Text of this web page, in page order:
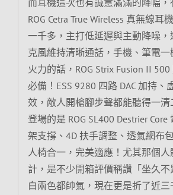
ROG Cetra True Wireless 真無線耳
一千多，主打低延遲與主動降噪，
克風維持清晰通話，手機、筆電
火力的話，ROG Strix Fusion II
必備！ESS 9280 四路 DAC 加持、
效，敵人開槍腳步聲都能聽得一
登場的是 ROG SL400 Destrier
架支撐、4D 扶手調整、透氣網布
人椅合一，完美適應！尤其那個
計，是不少開箱評價稱讚「坐久
白兩色都帥氣，現在更是折了近